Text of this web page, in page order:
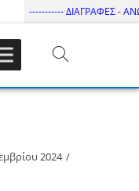
----------- ΔΙΑΓΡΑΦΕΣ -
– ΔΙ.ΠΑ.Ε
2024